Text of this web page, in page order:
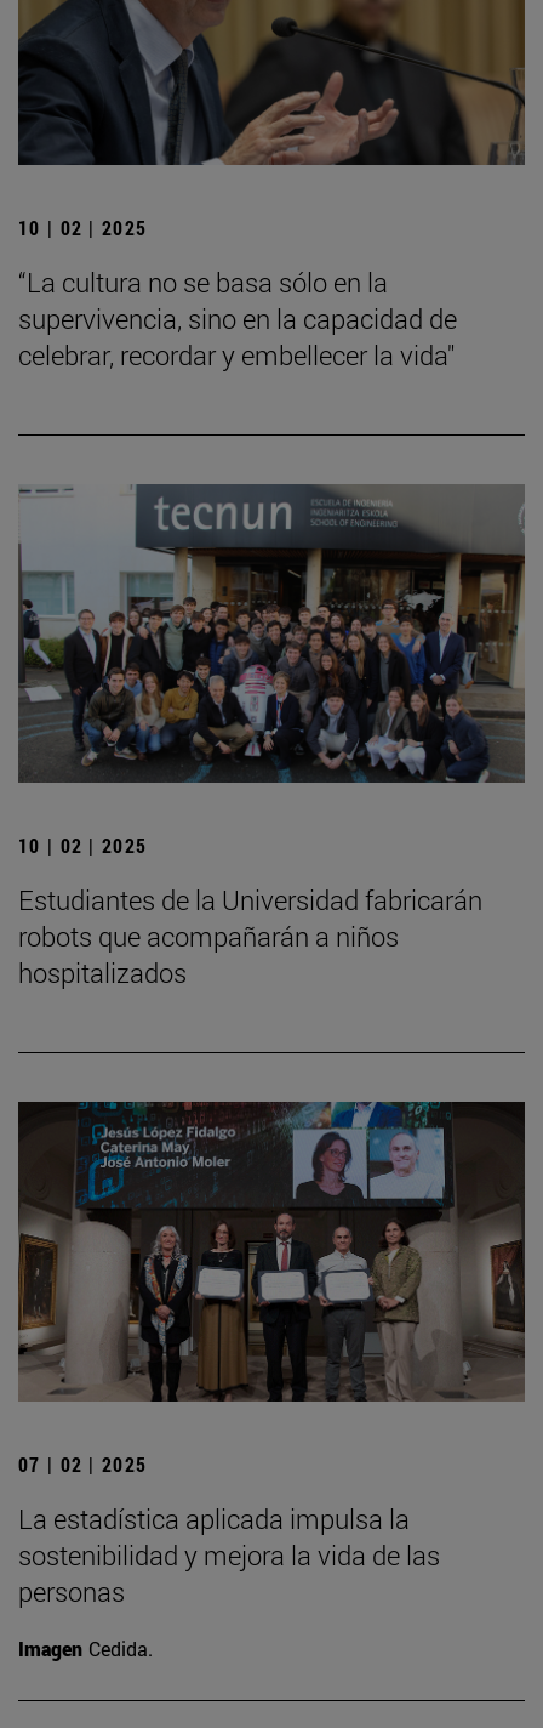
10 | 02 | 2025
“La cultura no se basa sólo en la
supervivencia, sino en la capacidad de
celebrar, recordar y embellecer la vida"
10 | 02 | 2025
Estudiantes de la Universidad fabricarán
robots que acompañarán a niños
hospitalizados
07 | 02 | 2025
La estadística aplicada impulsa la
sostenibilidad y mejora la vida de las
personas
Imagen Cedida.